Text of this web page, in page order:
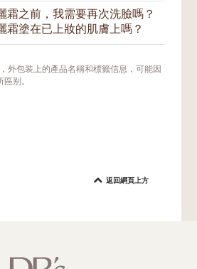
補塗。
汗液和皮脂，我們在一天中也
觸，這會導致防曬保護層不可
霜。如果您在戶外活動，應至
一次防曬霜。游泳或大量出汗
霜之前，我需要再次洗臉嗎？
霜塗在已上妝的肌膚上嗎？
沒有上妝，那麼您可以使用紙
肌膚表面的汗水或多餘油脂，
均勻。您可選擇後續再繼續補
外包装上的產品名稱和標籤信息，可能因
别。
返回網頁上方